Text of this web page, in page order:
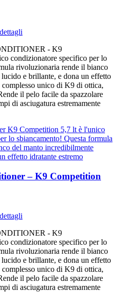
- K9
condizionatore specifico per lo
rivoluzionaria rende il bianco
e brillante, e dona un effetto
complesso unico di K9 di ottica,
il pelo facile da spazzolare
di asciugatura estremamente
– K9 Competition
- K9
condizionatore specifico per lo
rivoluzionaria rende il bianco
e brillante, e dona un effetto
complesso unico di K9 di ottica,
il pelo facile da spazzolare
di asciugatura estremamente